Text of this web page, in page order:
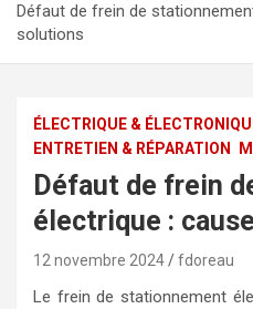
Défaut de frein de
solutions
ÉLECTRIQUE &
ENTRETIEN & RÉPARATION
Défaut de frein
électrique :
12 novembre 2024 fdoreau
Le frein de stationnement